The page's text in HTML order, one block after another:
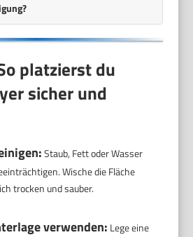
platzierst du
sicher und
Staub, Fett oder Wasser
Wische die Fläche
trocken und sauber.
verwenden: Lege eine